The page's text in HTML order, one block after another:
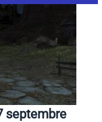
septembre